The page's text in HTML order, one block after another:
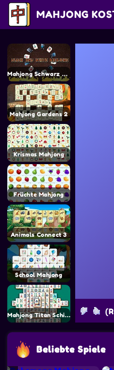
MAHJONG
Mahjong Schwarz Weiß
Mahjong Gardens 2
Krismas Mahjong
Früchte Mahjong
Animals Connect 3
School Mahjong
Mahjong Titan Schildkröte
Beliebte Spiele